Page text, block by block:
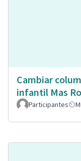
Cambiar
infantil Mas
Participantes